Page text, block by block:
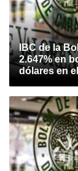
IBC de la
2.647% en
dólares en